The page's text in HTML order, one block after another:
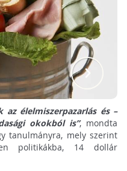
élelmiszerpazarlás és –
okokból is”, mondta
tanulmányra, mely szerint
politikákba, 14 dollár